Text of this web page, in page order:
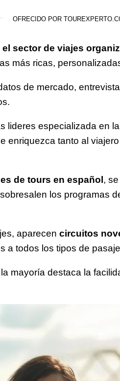
OFRECIDO POR
sector de viajes
más ricas,
de mercado,
lideres especializada en
enriquezca tanto al
de tours en español ,
los programas
aparecen circuitos
a todos los tipos de
mayoría destaca la